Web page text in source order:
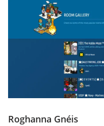
Roghanna Gnéis